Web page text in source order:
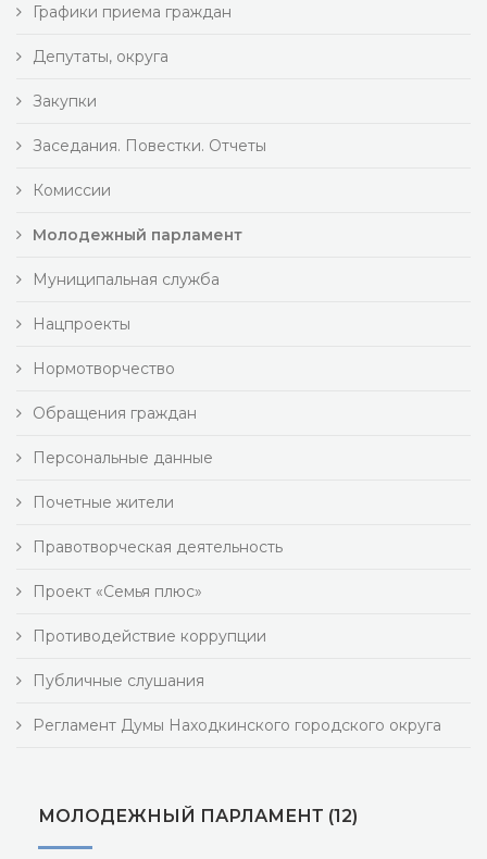
Графики приема граждан
Депутаты, округа
Закупки
Заседания. Повестки. Отчеты
Комиссии
Молодежный парламент
Муниципальная служба
Нацпроекты
Нормотворчество
Обращения граждан
Персональные данные
Почетные жители
Правотворческая деятельность
Проект «Семья плюс»
Противодействие коррупции
Публичные слушания
Регламент Думы Находкинского городского округа
МОЛОДЕЖНЫЙ ПАРЛАМЕНТ (12)